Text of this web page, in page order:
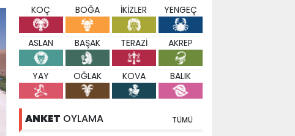
KOÇ BOĞA İKİZLER YENGEÇ
ASLAN BAŞAK TERAZİ AKREP
YAY OĞLAK KOVA BALIK
ANKET OYLAMA TÜMÜ